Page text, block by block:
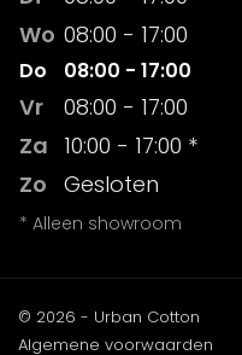
Wo 08:00 - 17:00
Do 08:00 - 17:00
Vr
08:00 - 17:00
Za 10:00 - 17:00 *
Zo
Gesloten
* Alleen showroom
© 2026 - Urban Cotton
Algemene voorwaarden